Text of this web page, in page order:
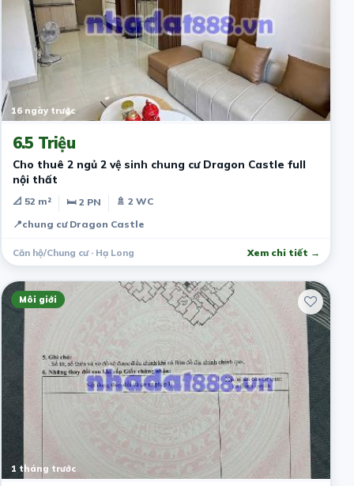
16 ngày trước
6.5 Triệu
Cho thuê 2 ngủ 2 vệ sinh chung cư Dragon Castle full
nội thất
📐 52 m² 🛏 2 PN
🚿 2 WC
📍chung cư Dragon Castle
Căn hộ/Chung cư · Hạ Long Xem chi tiết →
Môi giới
1 tháng trước